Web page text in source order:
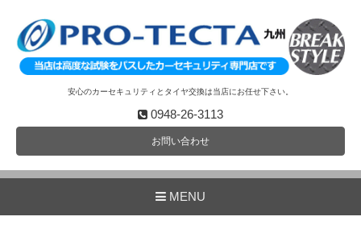
安心のカーセキュリティとタイヤ交換は当店にお任せ下さい。
0948-26-3113
お問い合わせ
MENU